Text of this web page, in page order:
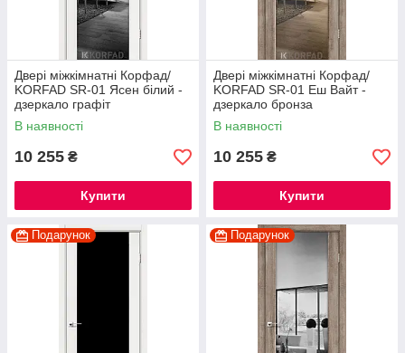
Двері міжкімнатні Корфад/
KORFAD SR-01 Ясен білий -
дзеркало графіт
В наявності
10 255 ₴
Купити
Двері міжкімнатні Корфад/
KORFAD SR-01 Еш Вайт -
дзеркало бронза
В наявності
10 255 ₴
Купити
Подарунок Подарунок